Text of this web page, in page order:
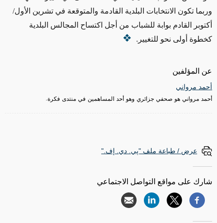
عن المؤلفين
أحمد مرواني
أحمد مرواني هو صحفي جزائري وهو أحد المساهمين في منتدى فكرة.
وربما تكون الانتخابات البلدية القادمة والمتوقعة في تشرين الأول/
أكتوبر القادم بوابة للشباب من أجل اكتساح المجالس البلدية
كخطوة أولى نحو للتغيير.
عرض / طباعة ملف "پي. دي. إف."
شارك على مواقع التواصل الاجتماعي